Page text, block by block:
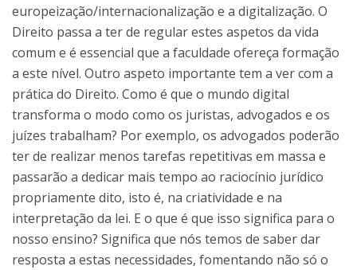
europeização/internacionalização e a digitalização. O
Direito passa a ter de regular estes aspetos da vida
comum e é essencial que a faculdade ofereça formação
a este nível. Outro aspeto importante tem a ver com a
prática do Direito. Como é que o mundo digital
transforma o modo como os juristas, advogados e os
juízes trabalham? Por exemplo, os advogados poderão
ter de realizar menos tarefas repetitivas em massa e
passarão a dedicar mais tempo ao raciocínio jurídico
propriamente dito, isto é, na criatividade e na
interpretação da lei. E o que é que isso significa para o
nosso ensino? Significa que nós temos de saber dar
resposta a estas necessidades, fomentando não só o